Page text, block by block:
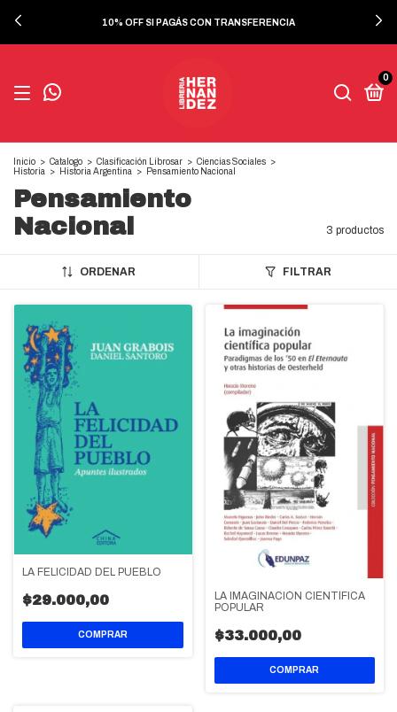
10% OFF SI PAGÁS CON TRANSFERENCIA
0
Inicio > Catalogo > Clasificación Librosar > Ciencias Sociales >
Historia
> Historia Argentina > Pensamiento Nacional
Pensamiento
Nacional
3 productos
ORDENAR FILTRAR
LA FELICIDAD DEL PUEBLO
$29.000,00
LA IMAGINACIÓN CIENTÍFICA
POPULAR
$33.000,00